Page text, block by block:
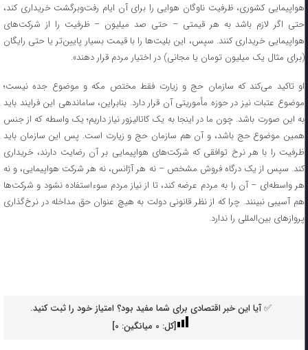
هواپیمایی کشوری، ظرفیت ناوگان هوایی را برای آن ایام رفت‌وبرگشت خریداری کند،
حتی اگر لازم باشد به هر قیمتی – حتی صد میلیون – ظرفیت را از شرکت‌های
هواپیمایی خریداری کنند. سپس، این بلیت‌ها را با قیمت بسیار پایین‌تر یا حتی رایگان
(برای مثال یک میلیون تومان یا مجانی) در اختیار مردم قرار دهند».
او تاکید می‌کند که سازمان حج و زیارت فقط مختص مکه و موضوع جده نیست؛
موضوع عتبات نیز در حوزه مأموریتی آن قرار دارد. بنابراین، ساماندهی این فرایند باید
به این صورت باشد. چون ما در اینجا به یک کاتالیزور نیاز داریم؛ یک واسطه که از جنس
همین موضوع حج باشد، و آن هم سازمان حج و زیارت است. پس این سازمان باید
ظرفیت را با هر نرخ توافقی که شرکت‌های هواپیمایی بر آن رضایت دارند، خریداری
کند. سپس از یک درگاه فروش مشخص – نه هر آژانس، نه هر شرکت هواپیمایی، و نه
هر واسطه‌ای – آن را به مردم عرضه کند، تا از نیاز مردم سوء‌استفاده نشود و شرکت‌ها
هم آسیبی نبینند. چرا که از نظر قانونی دولت به هیچ عنوان حق مداخله در نرخ‌گذاری
پرواز‌های بین‌المللی را ندارد.
✅ آیا این خبر اقتصادی برای شما مفید بود؟ امتیاز خود را ثبت کنید.
[کل: 0میانگین: 0
]